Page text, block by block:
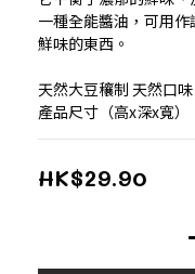
一種全能醬油，可用
鮮味的東西。
天然大豆穰制 天然口味
產品尺寸（高x深x寬
HK$29.90